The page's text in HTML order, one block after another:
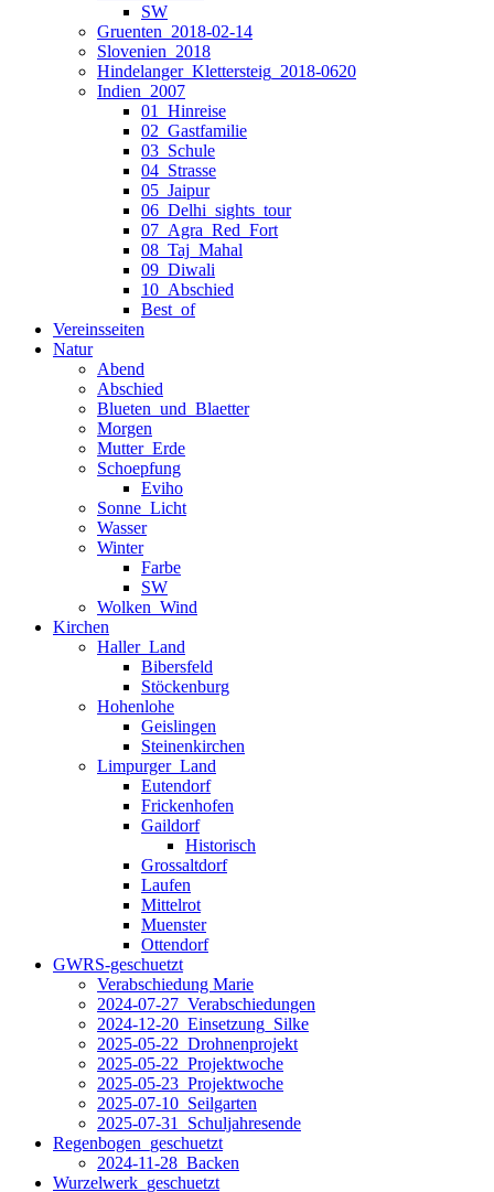
SW
Gruenten_2018-02-14
Slovenien_2018
Hindelanger_Klettersteig_2018-0620
Indien_2007
01_Hinreise
02_Gastfamilie
03_Schule
04_Strasse
05_Jaipur
06_Delhi_sights_tour
07_Agra_Red_Fort
08_Taj_Mahal
09_Diwali
10_Abschied
Best_of
Vereinsseiten
Natur
Abend
Abschied
Blueten_und_Blaetter
Morgen
Mutter_Erde
Schoepfung
Eviho
Sonne_Licht
Wasser
Winter
Farbe
SW
Wolken_Wind
Kirchen
Haller_Land
Bibersfeld
Stöckenburg
Hohenlohe
Geislingen
Steinenkirchen
Limpurger_Land
Eutendorf
Frickenhofen
Gaildorf
Historisch
Grossaltdorf
Laufen
Mittelrot
Muenster
Ottendorf
GWRS-geschuetzt
Verabschiedung Marie
2024-07-27_Verabschiedungen
2024-12-20_Einsetzung_Silke
2025-05-22_Drohnenprojekt
2025-05-22_Projektwoche
2025-05-23_Projektwoche
2025-07-10_Seilgarten
2025-07-31_Schuljahresende
Regenbogen_geschuetzt
2024-11-28_Backen
Wurzelwerk_geschuetzt